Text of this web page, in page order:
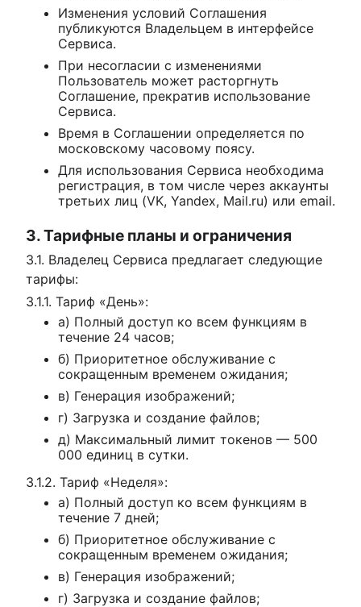
Изменения условий Соглашения
публикуются Владельцем в интерфейсе
Сервиса.
При несогласии с изменениями
Пользователь может расторгнуть
Соглашение, прекратив использование
Сервиса.
Время в Соглашении определяется по
московскому часовому поясу.
Для использования Сервиса необходима
регистрация, в том числе через аккаунты
третьих лиц (VK, Yandex, Mail.ru) или email.
3. Тарифные планы и ограничения
3.1. Владелец Сервиса предлагает следующие
тарифы:
3.1.1. Тариф «День»:
а) Полный доступ ко всем функциям в
течение 24 часов;
б) Приоритетное обслуживание с
сокращенным временем ожидания;
в) Генерация изображений;
г) Загрузка и создание файлов;
д) Максимальный лимит токенов — 500
000 единиц в сутки.
3.1.2. Тариф «Неделя»:
а) Полный доступ ко всем функциям в
течение 7 дней;
б) Приоритетное обслуживание с
сокращенным временем ожидания;
в) Генерация изображений;
г) Загрузка и создание файлов;